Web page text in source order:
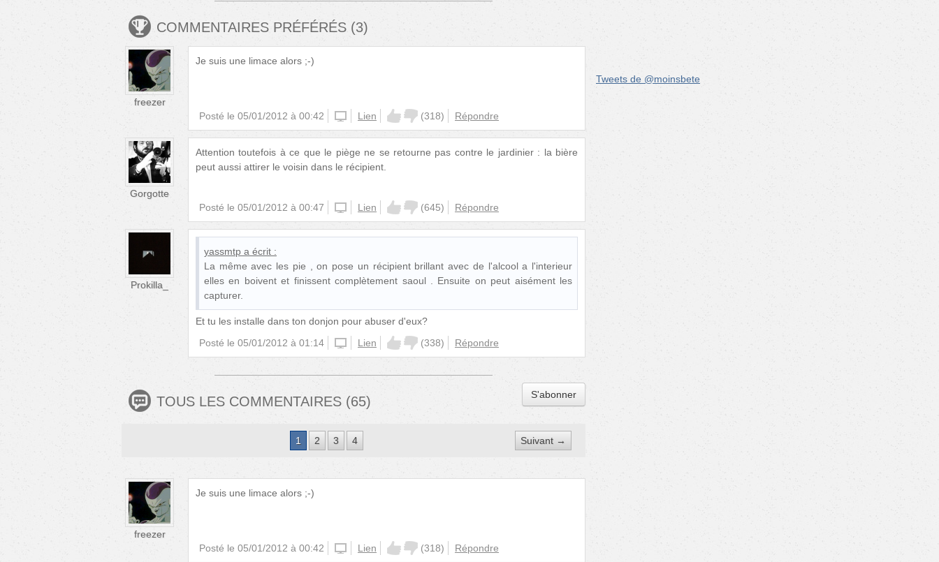
COMMENTAIRES PRÉFÉRÉS (3)
freezer
Je suis une limace alors ;-)
Posté le 05/01/2012 à 00:42 unknown
Lien (318) Répondre
Gorgotte
Attention toutefois à ce que le piège ne se retourne pas contre le jardinier : la bière
peut aussi attirer le voisin dans le récipient.
Posté le 05/01/2012 à 00:47 unknown
Lien (645) Répondre
Prokilla_
yassmtp a écrit :
La même avec les pie , on pose un récipient brillant avec de l'alcool a l'interieur
elles en boivent et finissent complètement saoul . Ensuite on peut aisément les
capturer.
Et tu les installe dans ton donjon pour abuser d'eux?
Posté le 05/01/2012 à 01:14 unknown
Lien (338) Répondre
TOUS LES COMMENTAIRES (65) S'abonner
1 2 3 4 Suivant →
freezer
Je suis une limace alors ;-)
Posté le 05/01/2012 à 00:42 unknown
Lien (318) Répondre
Tweets de @moinsbete